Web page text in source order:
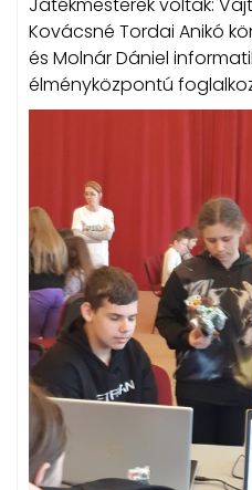
Játékmesterek voltak:
Kovácsné Tordai Anikó
és Molnár Dániel
élményközpontú